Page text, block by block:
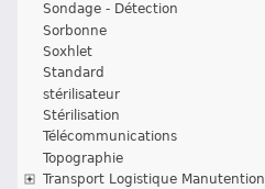
Sondage - Détection
Sorbonne
Soxhlet
Standard
stérilisateur
Stérilisation
Télécommunications
Topographie
Transport Logistique Manutention